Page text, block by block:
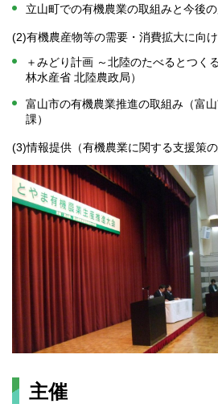
立山町での有機農業の取組みと今後
(2)有機農産物等の需要・消費拡大に向
＋みどり計画 ～北陸のたべるとつく
林水産省 北陸農政局）
富山市の有機農業推進の取組み（富
課）
(3)情報提供（有機農業に関する支援策の
主催